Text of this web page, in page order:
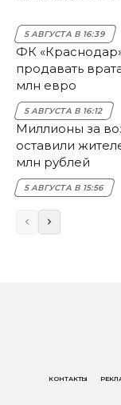
5 АВГУСТА В 16:39
ФК
продавать
млн евро
5 АВГУСТА В 16:12
Миллионы за
оставили
млн рублей
5 АВГУСТА В 15:56
КОНТАКТЫ